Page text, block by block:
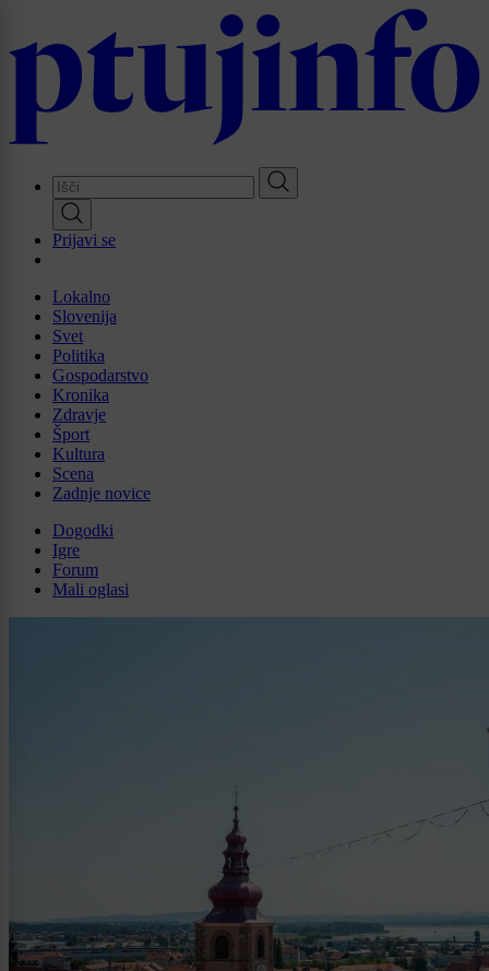
main
Prijavi se
Lokalno
Slovenija
Svet
Politika
Gospodarstvo
Kronika
Zdravje
Šport
Kultura
Scena
Zadnje novice
Dogodki
Igre
Forum
Mali oglasi